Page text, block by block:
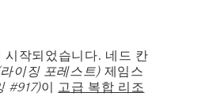
작되었습니다. 네드 칸
이징 포레스트) 제임스
#917)이
고급 복합 리조